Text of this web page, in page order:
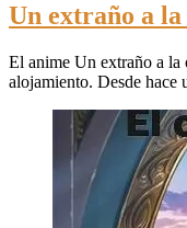
Un extraño a
El anime Un extraño a la
alojamiento. Desde